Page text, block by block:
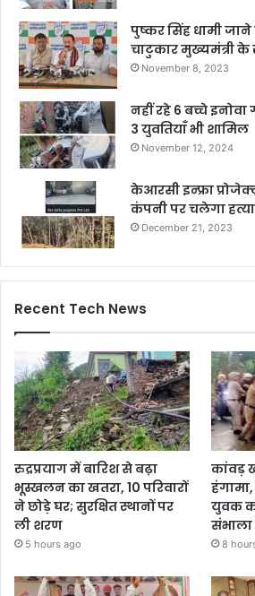
पुष्कर सिंह धामी
चाटुकार मुख्यमंत्री
November 8, 2023
नहीं रहे 6 बच्चे
3 युवतियाँ भी शामिल
November 12, 2024
केआरसी इन्फ्रा
कंपनी पर चलेगा
December 21, 2023
Recent Tech News
रुद्रप्रयाग में बारिश से बढ़ा
भूस्खलन का खतरा, 10 परिवारों
ने छोड़े घर; सुरक्षित स्थानों पर
ली शरण
5 hours ago
कांवड़
युवक
संभाला
8